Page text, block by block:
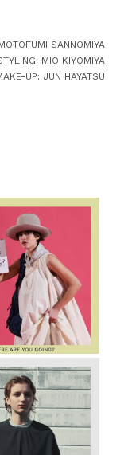
SANNOMIYA
MIO KIYOMIYA
UP: JUN HAYATSU